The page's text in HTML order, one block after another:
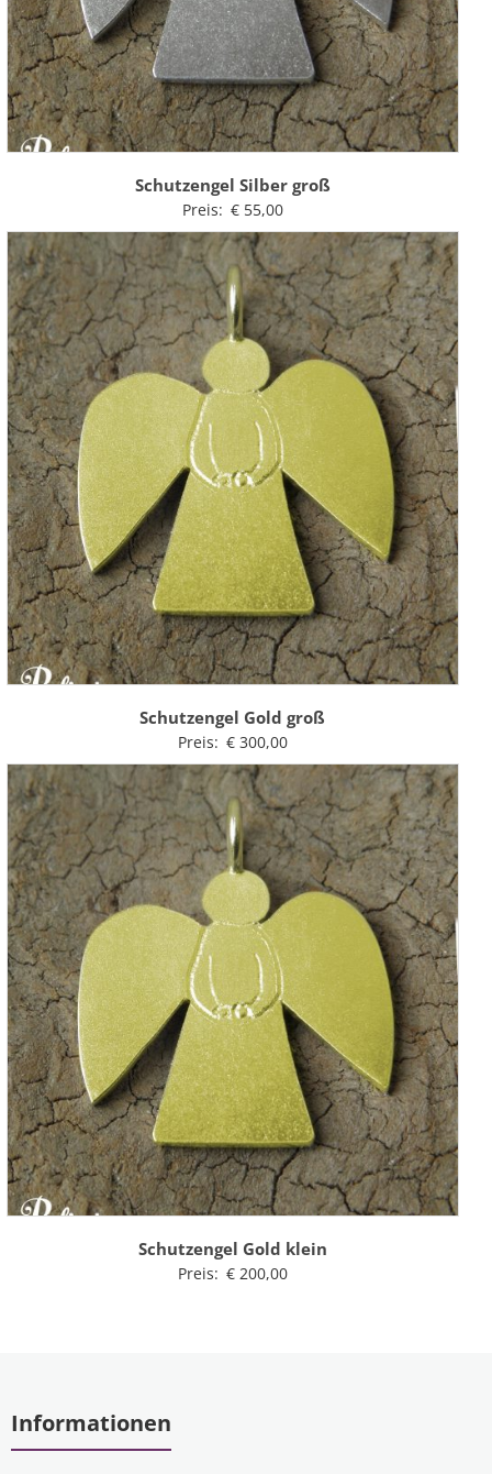
Schutzengel Silber groß
Preis: €55,00
Schutzengel Gold groß
Preis: €300,00
Schutzengel Gold klein
Preis: €200,00
Informationen